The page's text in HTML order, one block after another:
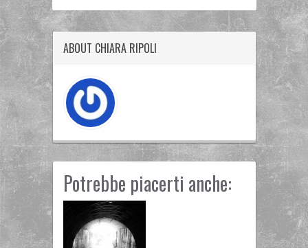
ABOUT CHIARA RIPOLI
Potrebbe piacerti anche: